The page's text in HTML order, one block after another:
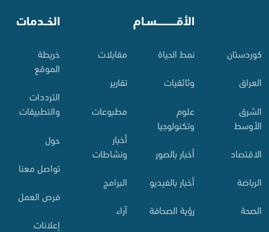
کوردستان
العراق
الشرق
الأوسط
الاقتصاد
الرياضة
الصحة
الأقـــــــــــسـام
نمط الحياة
وثائقيات
علوم
وتكنولوجيا
أخبار بالصور
أخبار بالفيديو
رؤية الصحافة
مقابلات
تقارير
مطبوعات
أخبار
ونشاطات
البرامج
آراء
الخــدمات
خريطة
الموقع
الترددات
والتطبيقات
حول
تواصل معنا
فرص العمل
إعلانات